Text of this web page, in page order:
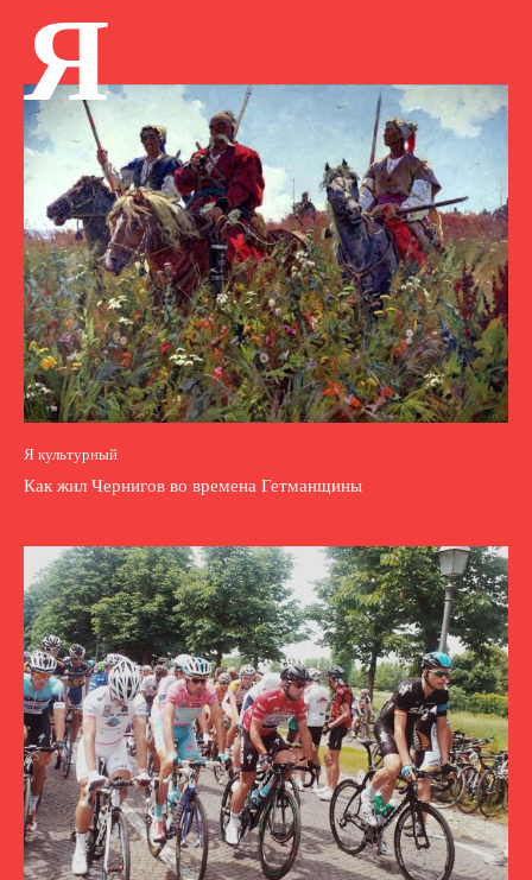
Я
Я культурный
Как жил Чернигов во времена Гетманщины